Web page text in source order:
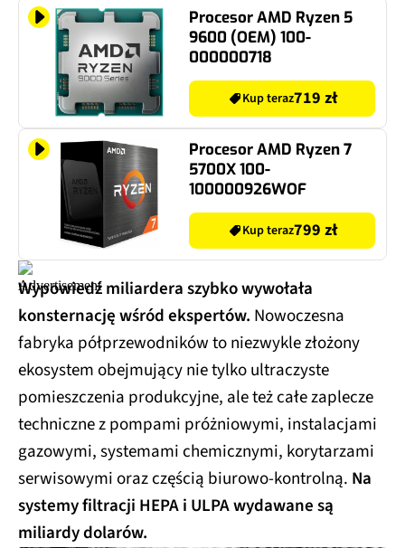
Procesor AMD Ryzen 5
9600 (OEM) 100-
000000718
Kup teraz719 zł
Procesor AMD Ryzen 7
5700X 100-
100000926WOF
Kup teraz799 zł
Wypowiedź miliardera szybko wywołała
konsternację wśród ekspertów. Nowoczesna
fabryka półprzewodników to niezwykle złożony
ekosystem obejmujący nie tylko ultraczyste
pomieszczenia produkcyjne, ale też całe zaplecze
techniczne z pompami próżniowymi, instalacjami
gazowymi, systemami chemicznymi, korytarzami
serwisowymi oraz częścią biurowo-kontrolną. Na
systemy filtracji HEPA i ULPA wydawane są
miliardy dolarów.